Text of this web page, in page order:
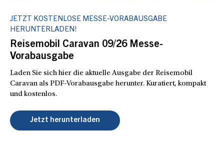
JETZT KOSTENLOSE MESSE-VORABAUSGABE
HERUNTERLADEN!
Reisemobil Caravan 09/26 Messe-
Vorabausgabe
Laden Sie sich hier die aktuelle Ausgabe der Reisemobil
Caravan als PDF-Vorabausgabe herunter. Kuratiert, kompakt
und kostenlos.
Jetzt herunterladen